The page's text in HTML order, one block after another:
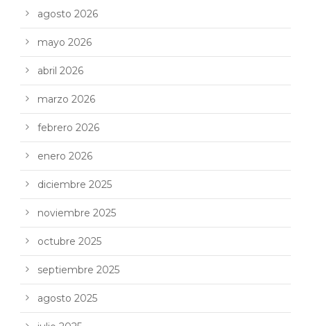
agosto 2026
mayo 2026
abril 2026
marzo 2026
febrero 2026
enero 2026
diciembre 2025
noviembre 2025
octubre 2025
septiembre 2025
agosto 2025